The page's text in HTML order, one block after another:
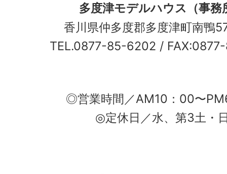
多度津モデルハウス（事務
香川県仲多度郡多度津町南
TEL.0877-85-6202 /
◎営業時間／AM10：00〜
◎定休日／水、第3土・